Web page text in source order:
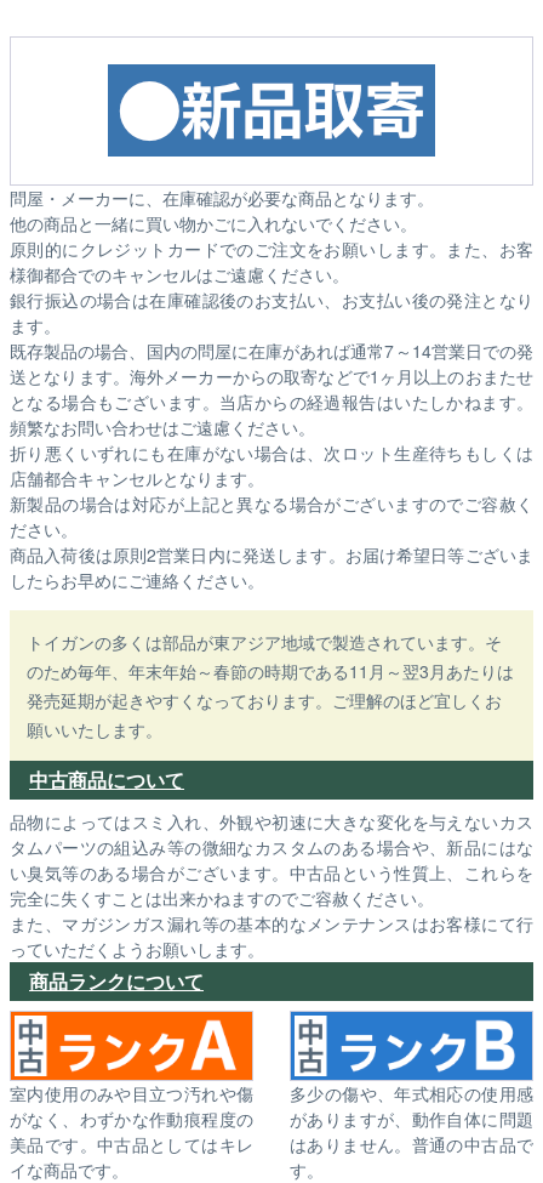
問屋・メーカーに、在庫確認が必要な商品となります。
他の商品と一緒に買い物かごに入れないでください。
原則的にクレジットカードでのご注文をお願いします。また、お客
様御都合でのキャンセルはご遠慮ください。
銀行振込の場合は在庫確認後のお支払い、お支払い後の発注となり
ます。
既存製品の場合、国内の問屋に在庫があれば通常7～14営業日での発
送となります。海外メーカーからの取寄などで1ヶ月以上のおまたせ
となる場合もございます。 当店からの経過報告はいたしかねます。
頻繁なお問い合わせはご遠慮ください。
折り悪くいずれにも在庫がない場合は、次ロット生産待ちもしくは
店舗都合キャンセルとなります。
新製品の場合は対応が上記と異なる場合がございますのでご容赦く
ださい。
商品入荷後は原則2営業日内に発送します。お届け希望日等ございま
したらお早めにご連絡ください。
トイガンの多くは部品が東アジア地域で製造されています。そ
のため毎年、年末年始～春節の時期である11月～翌3月あたりは
発売延期が起きやすくなっております。ご理解のほど宜しくお
願いいたします。
中古商品について
品物によってはスミ入れ、外観や初速に大きな変化を与えないカス
タムパーツの組込み等の微細なカスタムのある場合や、新品にはな
い臭気等のある場合がございます。中古品という性質上、これらを
完全に失くすことは出来かねますのでご容赦ください。
また、マガジンガス漏れ等の基本的なメンテナンスはお客様にて行
っていただくようお願いします。
商品ランクについて
室内使用のみや目立つ汚れや傷
がなく、わずかな作動痕程度の
美品です。中古品としてはキレ
イな商品です。
多少の傷や、年式相応の使用感
がありますが、動作自体に問題
はありません。普通の中古品で
す。